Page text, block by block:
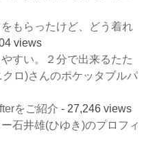
もらったけど、どう着れ
views
すい。２分で出来るたた
ロ)さんのポケッタブルパ
をご紹介 - 27,246 views
石井雄(ひゆき)のプロフィ